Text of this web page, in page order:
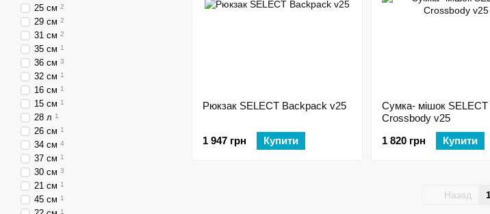
Рюкзак SELECT Backpack v25
1 947 грн Купити
Сумка- мішок SELECT
Crossbody v25
1 820 грн
Купити
Назад
25 см 2
29 см 2
31 см 2
35 см 1
36 см 3
32 см 1
16 см 1
15 см 1
28 л 1
26 см 1
34 см 4
37 см 1
30 см 3
21 см 1
45 см 1
1